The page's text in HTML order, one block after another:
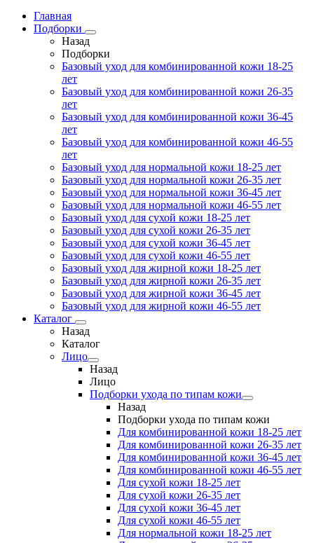
Главная
Подборки
Назад
Подборки
Базовый уход для комбинированной кожи 18-25
лет
Базовый уход для комбинированной кожи 26-35
лет
Базовый уход для комбинированной кожи 36-45
лет
Базовый уход для комбинированной кожи 46-55
лет
Базовый уход для нормальной кожи 18-25 лет
Базовый уход для нормальной кожи 26-35 лет
Базовый уход для нормальной кожи 36-45 лет
Базовый уход для нормальной кожи 46-55 лет
Базовый уход для сухой кожи 18-25 лет
Базовый уход для сухой кожи 26-35 лет
Базовый уход для сухой кожи 36-45 лет
Базовый уход для сухой кожи 46-55 лет
Базовый уход для жирной кожи 18-25 лет
Базовый уход для жирной кожи 26-35 лет
Базовый уход для жирной кожи 36-45 лет
Базовый уход для жирной кожи 46-55 лет
Каталог
Назад
Каталог
Лицо
Назад
Лицо
Подборки ухода по типам кожи
Назад
Подборки ухода по типам кожи
Для комбинированной кожи 18-25 лет
Для комбинированной кожи 26-35 лет
Для комбинированной кожи 36-45 лет
Для комбинированной кожи 46-55 лет
Для сухой кожи 18-25 лет
Для сухой кожи 26-35 лет
Для сухой кожи 36-45 лет
Для сухой кожи 46-55 лет
Для нормальной кожи 18-25 лет